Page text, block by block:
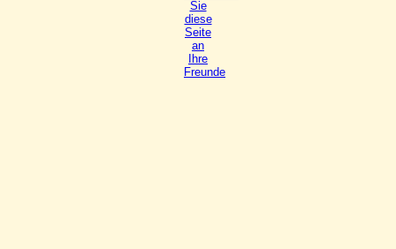
Sie
diese
Seite
an
Ihre
Freunde